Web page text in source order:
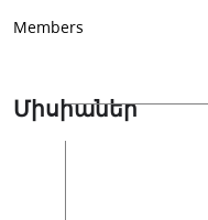
Members
Միսիաներ